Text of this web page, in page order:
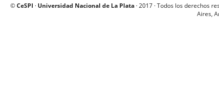
©CeSPI · Universidad Nacional de La Plata · 2017 · Todos los derechos
Aires,